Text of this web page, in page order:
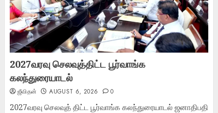
2027வரவு செலவுத்திட்ட பூர்வாங்க
கலந்துரையாடல்
ஜீவிதன் AUGUST 6, 2026 0
2027வரவு செலவுத் திட்ட பூர்வாங்க கலந்துரையாடல் ஜனாதிபதி